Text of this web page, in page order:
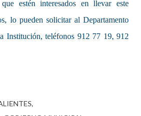
estén interesados en llevar este
lo pueden solicitar al Departamento
Institución, teléfonos 912 77 19, 912